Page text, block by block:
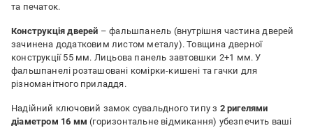
та печаток.
Конструкція дверей – фальшпанель (внутрішня частина дверей
зачинена додатковим листом металу). Товщина дверної
конструкції 55 мм. Лицьова панель завтовшки 2+1 мм. У
фальшпанелі розташовані комірки-кишені та гачки для
різноманітного приладдя.
Надійний ключовий замок сувальдного типу з 2 ригелями
діаметром 16 мм (горизонтальне відмикання) убезпечить ваші